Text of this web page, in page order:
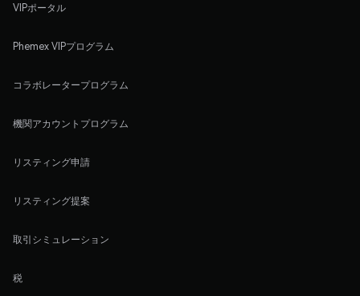
VIPポータル
Phemex VIPプログラム
コラボレータープログラム
機関アカウントプログラム
リスティング申請
リスティング提案
取引シミュレーション
税